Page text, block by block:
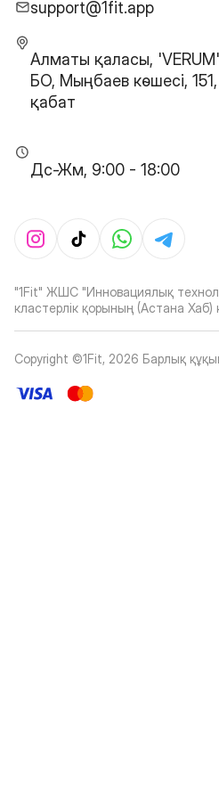
support@1fit.app
Алматы қаласы, 'VERUM'
БО, Мыңбаев көшесі,
қабат
Дс-Жм, 9:00 - 18:00
"1Fit" ЖШС "Инновациялық
кластерлік қорының (Астана
Copyright ©1Fit, 2026 Барлық